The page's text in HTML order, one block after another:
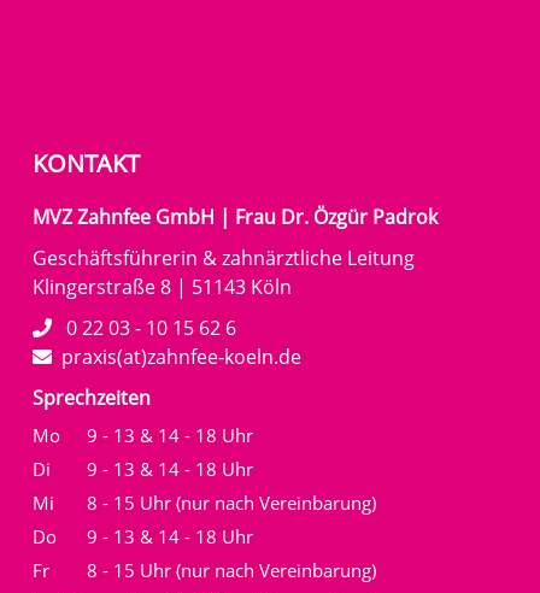
KONTAKT
MVZ Zahnfee GmbH | Frau Dr. Özgür Padrok
Geschäftsführerin & zahnärztliche Leitung
Klingerstraße 8 | 51143 Köln
0 22 03 - 10 15 62 6
praxis(at)zahnfee-koeln.de
Sprechzeiten
Mo
9 - 13 & 14 - 18 Uhr
Di
9 - 13 & 14 - 18 Uhr
Mi
8 - 15 Uhr (nur nach Vereinbarung)
Do
9 - 13 & 14 - 18 Uhr
Fr
8 - 15 Uhr (nur nach Vereinbarung)